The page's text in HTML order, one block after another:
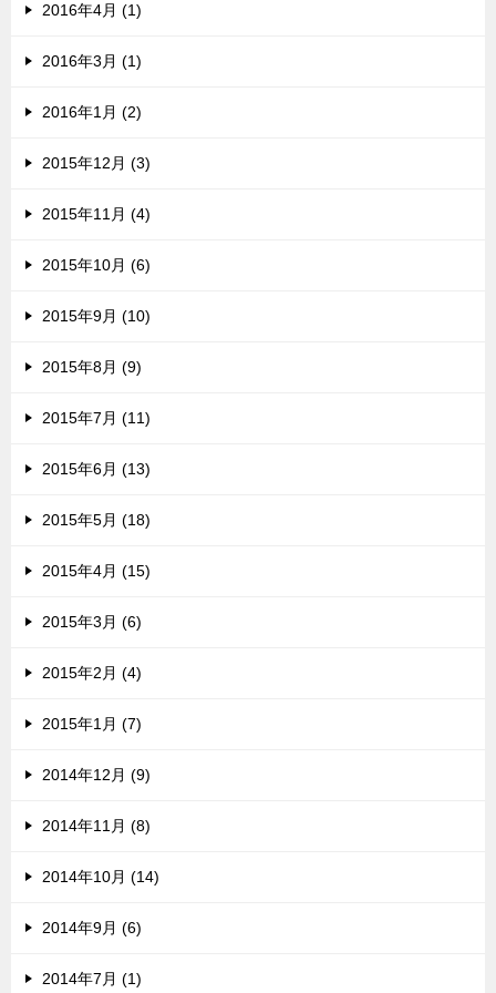
2016年4月 (1)
2016年3月 (1)
2016年1月 (2)
2015年12月 (3)
2015年11月 (4)
2015年10月 (6)
2015年9月 (10)
2015年8月 (9)
2015年7月 (11)
2015年6月 (13)
2015年5月 (18)
2015年4月 (15)
2015年3月 (6)
2015年2月 (4)
2015年1月 (7)
2014年12月 (9)
2014年11月 (8)
2014年10月 (14)
2014年9月 (6)
2014年7月 (1)